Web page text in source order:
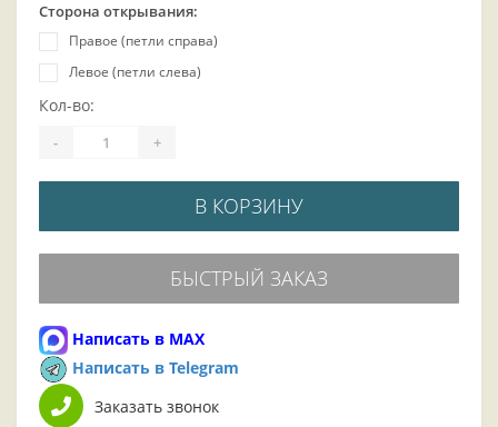
Сторона открывания:
Правое (петли справа)
Левое (петли слева)
Кол-во:
- +
В КОРЗИНУ
БЫСТРЫЙ ЗАКАЗ
Написать в MAX
Написать в Telegram
Заказать звонок